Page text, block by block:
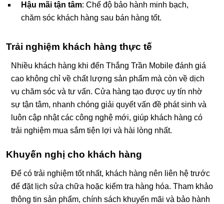
Hậu mãi tận tâm: Chế độ bảo hành minh bạch,
chăm sóc khách hàng sau bán hàng tốt.
Trải nghiệm khách hàng thực tế
Nhiều khách hàng khi đến Thắng Trần Mobile đánh giá
cao không chỉ về chất lượng sản phẩm mà còn về dịch
vụ chăm sóc và tư vấn. Cửa hàng tạo được uy tín nhờ
sự tận tâm, nhanh chóng giải quyết vấn đề phát sinh và
luôn cập nhật các công nghệ mới, giúp khách hàng có
trải nghiệm mua sắm tiện lợi và hài lòng nhất.
Khuyến nghị cho khách hàng
Để có trải nghiệm tốt nhất, khách hàng nên liên hệ trước
để đặt lịch sửa chữa hoặc kiểm tra hàng hóa. Tham khảo
thông tin sản phẩm, chính sách khuyến mãi và bảo hành